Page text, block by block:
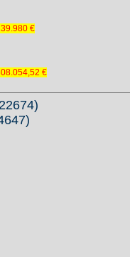
€
€